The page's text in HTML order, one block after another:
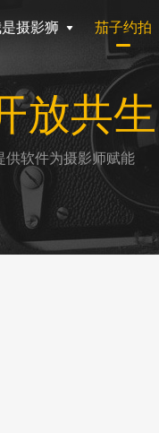
摄影狮 茄子约拍
放共生
供软件为摄影师赋能